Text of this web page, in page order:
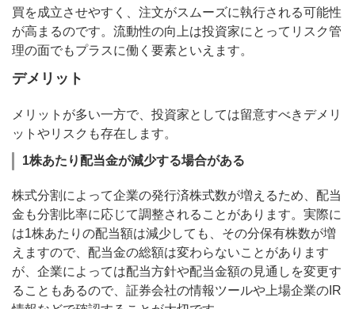
買を成立させやすく、注文がスムーズに執行される可能性
が高まるのです。流動性の向上は投資家にとってリスク管
理の面でもプラスに働く要素といえます。
デメリット
メリットが多い一方で、投資家としては留意すべきデメリ
ットやリスクも存在します。
1株あたり配当金が減少する場合がある
株式分割によって企業の発行済株式数が増えるため、配当
金も分割比率に応じて調整されることがあります。実際に
は1株あたりの配当額は減少しても、その分保有株数が増
えますので、配当金の総額は変わらないことがあります
が、企業によっては配当方針や配当金額の見通しを変更す
ることもあるので、証券会社の情報ツールや上場企業のIR